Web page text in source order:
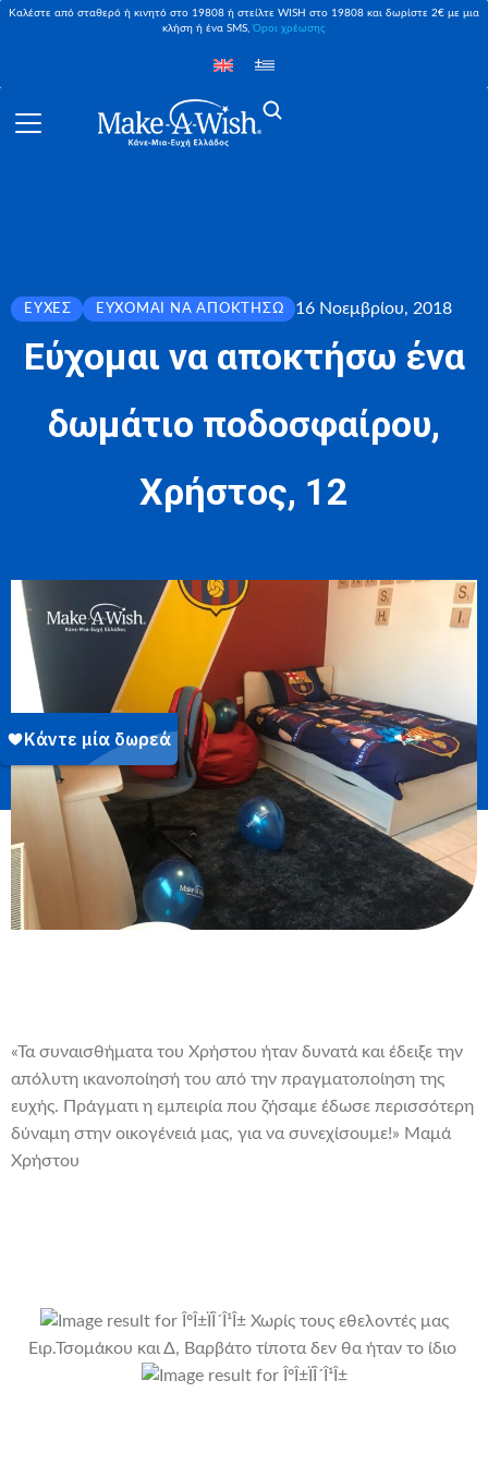
Καλέστε από σταθερό ή κινητό στο 19808 ή στείλτε WISH στο 19808 και δωρίστε 2€ με μια
κλήση ή ένα SMS,Όροι χρέωσης
ΕΥΧΈΣ ΕΎΧΟΜΑΙ ΝΑ ΑΠΟΚΤΉΣΩ 16 Νοεμβρίου, 2018
Εύχομαι να αποκτήσω ένα
δωμάτιο ποδοσφαίρου,
Χρήστος, 12
«Τα συναισθήματα του Χρήστου ήταν δυνατά και έδειξε την
απόλυτη ικανοποίησή του από την πραγματοποίηση της
ευχής. Πράγματι η εμπειρία που ζήσαμε έδωσε περισσότερη
δύναμη στην οικογένειά μας, για να συνεχίσουμε!» Μαμά
Χρήστου
Χωρίς τους εθελοντές μας
Ειρ.Τσομάκου και Δ, Βαρβάτο τίποτα δεν θα ήταν το ίδιο